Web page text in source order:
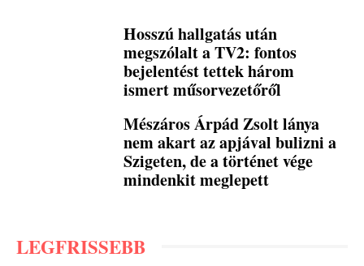
Hosszú hallgatás után
megszólalt a TV2: fontos
bejelentést tettek három
ismert műsorvezetőről
Mészáros Árpád Zsolt lánya
nem akart az apjával bulizni a
Szigeten, de a történet vége
mindenkit meglepett
LEGFRISSEBB